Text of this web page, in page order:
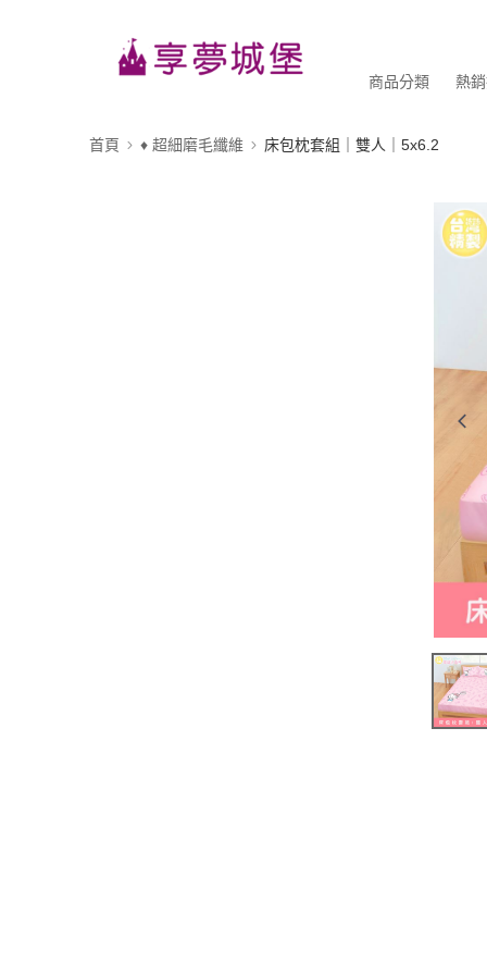
商品分類 熱
首頁 ♦ 超細磨毛纖維 床包枕套組｜雙人｜5x6.2